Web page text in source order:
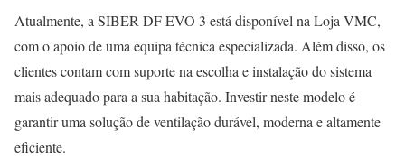
Atualmente, a SIBER DF EVO 3 está disponível na Loja VMC,
com o apoio de uma equipa técnica especializada. Além disso, os
clientes contam com suporte na escolha e instalação do sistema
mais adequado para a sua habitação. Investir neste modelo é
garantir uma solução de ventilação durável, moderna e altamente
eficiente.